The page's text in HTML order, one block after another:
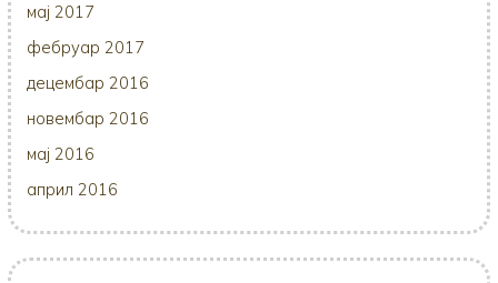
мај 2017
фебруар 2017
децембар 2016
новембар 2016
мај 2016
април 2016